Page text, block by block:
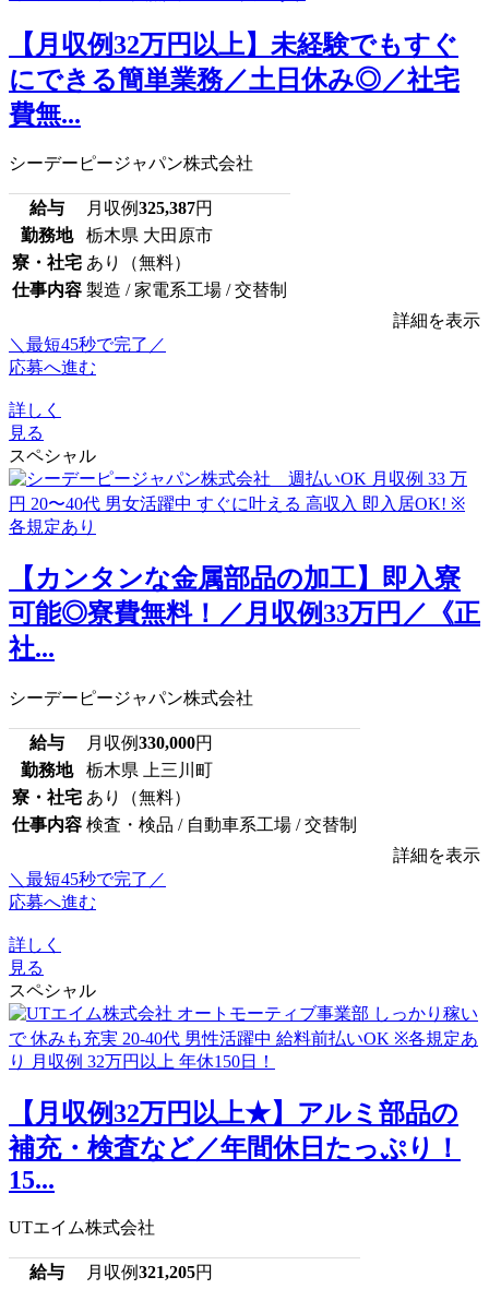
【月収例32万円以上】未経験でもすぐ
にできる簡単業務／土日休み◎／社宅
費無...
シーデーピージャパン株式会社
給与 月収例325,387円
勤務地
栃木県 大田原市
寮・社宅 あり（無料）
仕事内容 製造 / 家電系工場 / 交替制
詳細を表示
＼最短45秒で完了／
応募へ進む
詳しく
見る
スペシャル
【カンタンな金属部品の加工】即入寮
可能◎寮費無料！／月収例33万円／《正
社...
シーデーピージャパン株式会社
給与 月収例330,000円
勤務地
栃木県 上三川町
寮・社宅 あり（無料）
仕事内容 検査・検品 / 自動車系工場 / 交替制
詳細を表示
＼最短45秒で完了／
応募へ進む
詳しく
見る
スペシャル
【月収例32万円以上★】アルミ部品の
補充・検査など／年間休日たっぷり！
15...
UTエイム株式会社
給与 月収例321,205円